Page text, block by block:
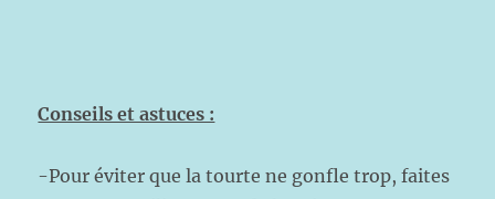
Conseils et astuces :
-Pour éviter que la tourte ne gonfle trop, faites